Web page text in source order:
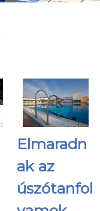
Elmaradn
ak az
úszótanfol